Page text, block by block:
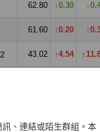
、連結或陌生群組。本